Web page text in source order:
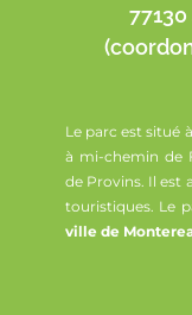
Le parc est situé
à mi-chemin de
de Provins. Il est
touristiques. Le
ville de